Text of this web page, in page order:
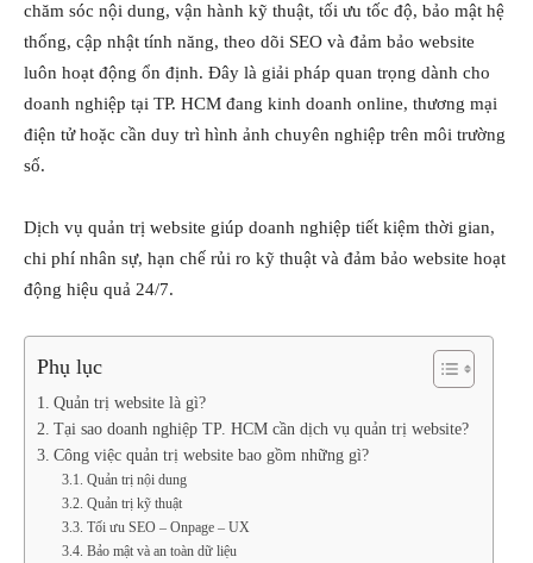
chăm sóc nội dung, vận hành kỹ thuật, tối ưu tốc độ, bảo mật hệ
thống, cập nhật tính năng, theo dõi SEO và đảm bảo website
luôn hoạt động ổn định. Đây là giải pháp quan trọng dành cho
doanh nghiệp tại TP. HCM đang kinh doanh online, thương mại
điện tử hoặc cần duy trì hình ảnh chuyên nghiệp trên môi trường
số.
Dịch vụ quản trị website giúp doanh nghiệp tiết kiệm thời gian,
chi phí nhân sự, hạn chế rủi ro kỹ thuật và đảm bảo website hoạt
động hiệu quả 24/7.
Phụ lục
Quản trị website là gì?
Tại sao doanh nghiệp TP. HCM cần dịch vụ quản trị website?
Công việc quản trị website bao gồm những gì?
Quản trị nội dung
Quản trị kỹ thuật
Tối ưu SEO – Onpage – UX
Bảo mật và an toàn dữ liệu